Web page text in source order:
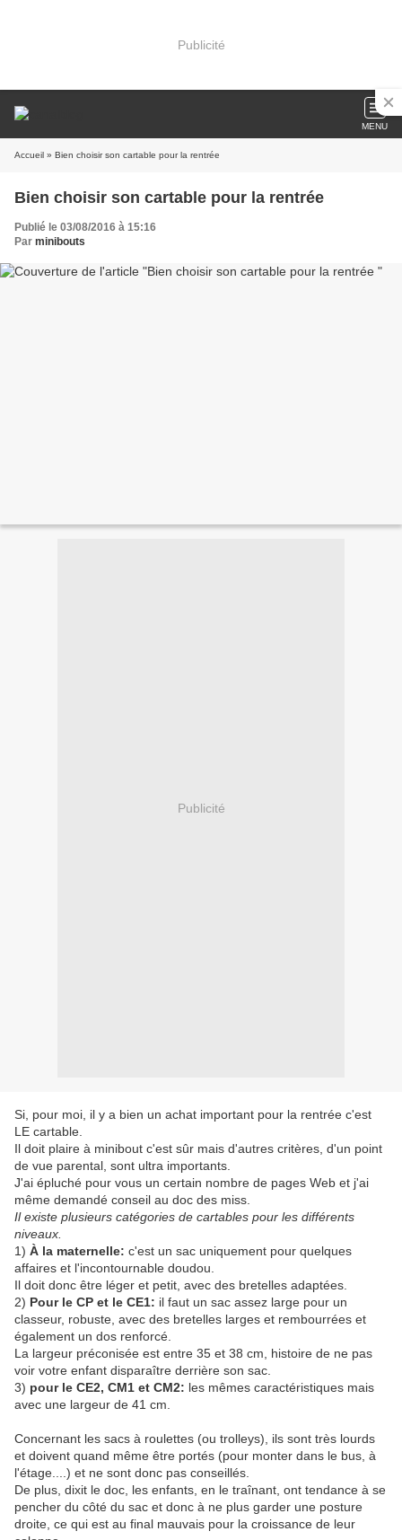
Publicité
MENU
Accueil » Bien choisir son cartable pour la rentrée
Bien choisir son cartable pour la rentrée
Publié le 03/08/2016 à 15:16
Par minibouts
Publicité
Si, pour moi, il y a bien un achat important pour la rentrée c'est
LE cartable.
Il doit plaire à minibout c'est sûr mais d'autres critères, d'un point
de vue parental, sont ultra importants.
J'ai épluché pour vous un certain nombre de pages Web et j'ai
même demandé conseil au doc des miss.
Il existe plusieurs catégories de cartables pour les différents
niveaux.
1) À la maternelle: c'est un sac uniquement pour quelques
affaires et l'incontournable doudou.
Il doit donc être léger et petit, avec des bretelles adaptées.
2) Pour le CP et le CE1: il faut un sac assez large pour un
classeur, robuste, avec des bretelles larges et rembourrées et
également un dos renforcé.
La largeur préconisée est entre 35 et 38 cm, histoire de ne pas
voir votre enfant disparaître derrière son sac.
3) pour le CE2, CM1 et CM2: les mêmes caractéristiques mais
avec une largeur de 41 cm.
Concernant les sacs à roulettes (ou trolleys), ils sont très lourds
et doivent quand même être portés (pour monter dans le bus, à
l'étage....) et ne sont donc pas conseillés.
De plus, dixit le doc, les enfants, en le traînant, ont tendance à se
pencher du côté du sac et donc à ne plus garder une posture
droite, ce qui est au final mauvais pour la croissance de leur